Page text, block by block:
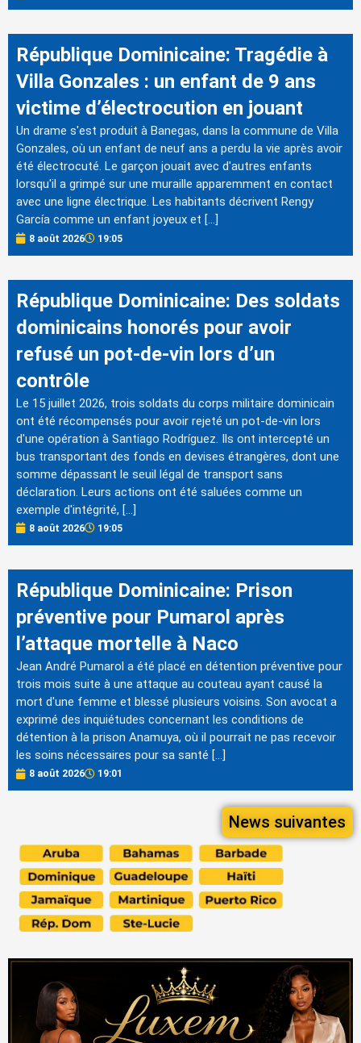
République Dominicaine: Tragédie à
Villa Gonzales : un enfant de 9 ans
victime d’électrocution en jouant
Un drame s'est produit à Banegas, dans la commune de Villa
Gonzales, où un enfant de neuf ans a perdu la vie après avoir
été électrocuté. Le garçon jouait avec d'autres enfants
lorsqu'il a grimpé sur une muraille apparemment en contact
avec une ligne électrique. Les habitants décrivent Rengy
García comme un enfant joyeux et […]
8 août 2026 19:05
République Dominicaine: Des soldats
dominicains honorés pour avoir
refusé un pot-de-vin lors d’un
contrôle
Le 15 juillet 2026, trois soldats du corps militaire dominicain
ont été récompensés pour avoir rejeté un pot-de-vin lors
d'une opération à Santiago Rodríguez. Ils ont intercepté un
bus transportant des fonds en devises étrangères, dont une
somme dépassant le seuil légal de transport sans
déclaration. Leurs actions ont été saluées comme un
exemple d'intégrité, […]
8 août 2026 19:05
République Dominicaine: Prison
préventive pour Pumarol après
l’attaque mortelle à Naco
Jean André Pumarol a été placé en détention préventive pour
trois mois suite à une attaque au couteau ayant causé la
mort d'une femme et blessé plusieurs voisins. Son avocat a
exprimé des inquiétudes concernant les conditions de
détention à la prison Anamuya, où il pourrait ne pas recevoir
les soins nécessaires pour sa santé […]
8 août 2026 19:01
News suivantes